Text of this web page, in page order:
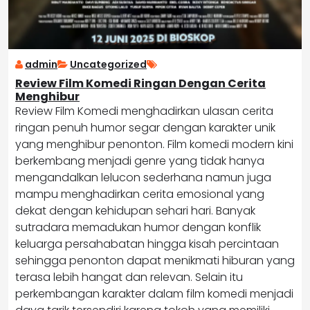
admin Uncategorized
Review Film Komedi Ringan Dengan Cerita
Menghibur
Review Film Komedi menghadirkan ulasan cerita
ringan penuh humor segar dengan karakter unik
yang menghibur penonton. Film komedi modern kini
berkembang menjadi genre yang tidak hanya
mengandalkan lelucon sederhana namun juga
mampu menghadirkan cerita emosional yang
dekat dengan kehidupan sehari hari. Banyak
sutradara memadukan humor dengan konflik
keluarga persahabatan hingga kisah percintaan
sehingga penonton dapat menikmati hiburan yang
terasa lebih hangat dan relevan. Selain itu
perkembangan karakter dalam film komedi menjadi